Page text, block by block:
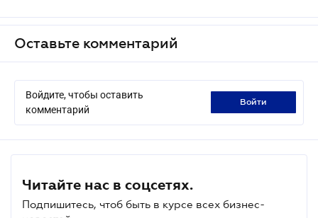
Оставьте комментарий
Войдите, чтобы оставить
комментарий
войти
Читайте нас в соцсетях.
Подпишитесь, чтоб быть в курсе всех бизнес-